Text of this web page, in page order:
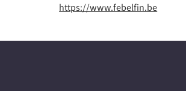
https://www.febelfin.be